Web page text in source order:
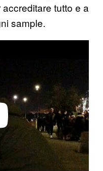
tutto e a
sample.